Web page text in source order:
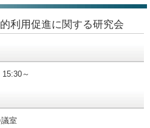
利用促進に関する研究会
～
室